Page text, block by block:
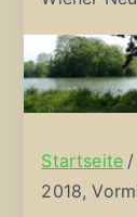
Startseite
2018,